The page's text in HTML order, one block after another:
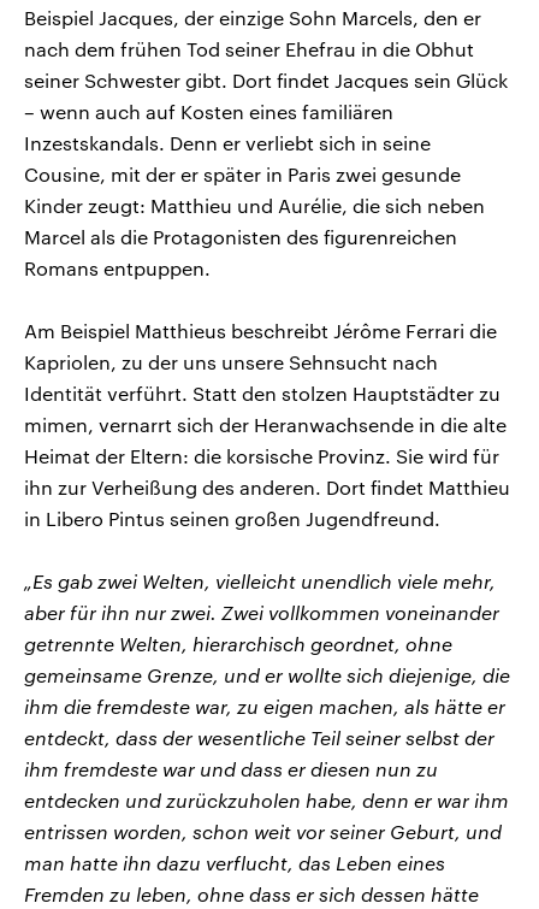
Beispiel Jacques, der einzige Sohn Marcels, den er
nach dem frühen Tod seiner Ehefrau in die Obhut
seiner Schwester gibt. Dort findet Jacques sein Glück
– wenn auch auf Kosten eines familiären
Inzestskandals. Denn er verliebt sich in seine
Cousine, mit der er später in Paris zwei gesunde
Kinder zeugt: Matthieu und Aurélie, die sich neben
Marcel als die Protagonisten des figurenreichen
Romans entpuppen.
Am Beispiel Matthieus beschreibt Jérôme Ferrari die
Kapriolen, zu der uns unsere Sehnsucht nach
Identität verführt. Statt den stolzen Hauptstädter zu
mimen, vernarrt sich der Heranwachsende in die alte
Heimat der Eltern: die korsische Provinz. Sie wird für
ihn zur Verheißung des anderen. Dort findet Matthieu
in Libero Pintus seinen großen Jugendfreund.
„Es gab zwei Welten, vielleicht unendlich viele mehr,
aber für ihn nur zwei. Zwei vollkommen voneinander
getrennte Welten, hierarchisch geordnet, ohne
gemeinsame Grenze, und er wollte sich diejenige, die
ihm die fremdeste war, zu eigen machen, als hätte er
entdeckt, dass der wesentliche Teil seiner selbst der
ihm fremdeste war und dass er diesen nun zu
entdecken und zurückzuholen habe, denn er war ihm
entrissen worden, schon weit vor seiner Geburt, und
man hatte ihn dazu verflucht, das Leben eines
Fremden zu leben, ohne dass er sich dessen hätte